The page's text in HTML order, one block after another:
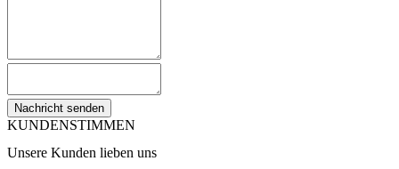
Nachricht senden
KUNDENSTIMMEN
Unsere Kunden lieben uns